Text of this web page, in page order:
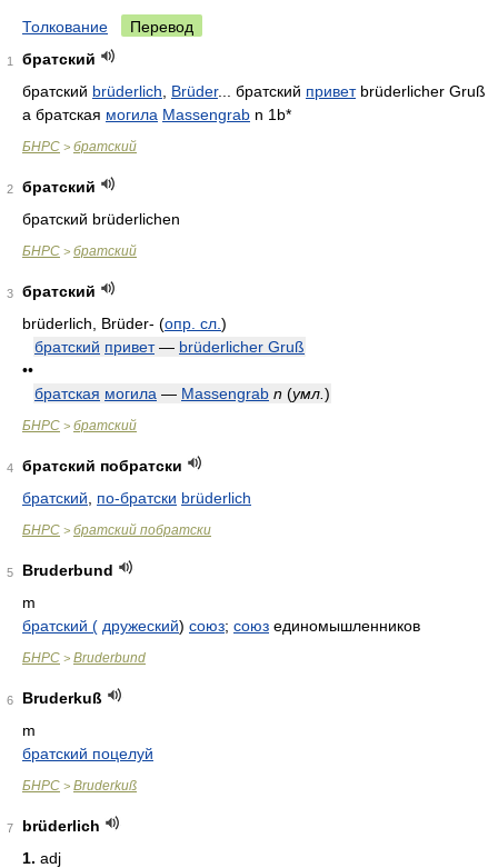
Толкование Перевод
1
братский
братский brüderlich Brüder... братский приветbrüderlicher Gruß
а братская могила Massengrab n 1b*
БНРС > братский
2
братский
братский brüderlichen
БНРС > братский
3
братский
brüderlich, Brüder- (опр. сл. )
братский привет— brüderlicher Gruß
••
братская могила — Massengrab n (умл. )
БНРС > братский
4
братский побратски
братский
по-братски brüderlich
БНРС > братский побратски
5
Bruderbund
m
братский ( дружеский) союз; союз единомышленников
БНРС > Bruderbund
6
Bruderkuß
m
братский поцелуй
БНРС > Bruderkuß
7
brüderlich
1. adj